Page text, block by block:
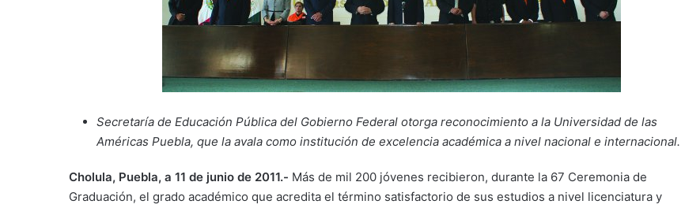
Secretaría de Educación Pública del Gobierno Federal otorga reconocimiento a la Universidad de las
Américas Puebla, que la avala como institución de excelencia académica a nivel nacional e internacional.
Cholula, Puebla, a 11 de junio de 2011.- Más de mil 200 jóvenes recibieron, durante la 67 Ceremonia de
Graduación, el grado académico que acredita el término satisfactorio de sus estudios a nivel licenciatura y